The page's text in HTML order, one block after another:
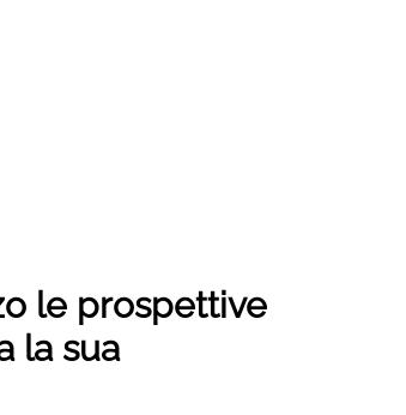
le prospettive
la sua